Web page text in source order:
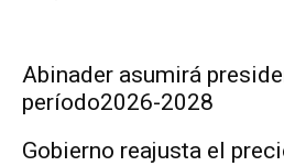
Abinader asumirá
período2026-2028
Gobierno reajusta el